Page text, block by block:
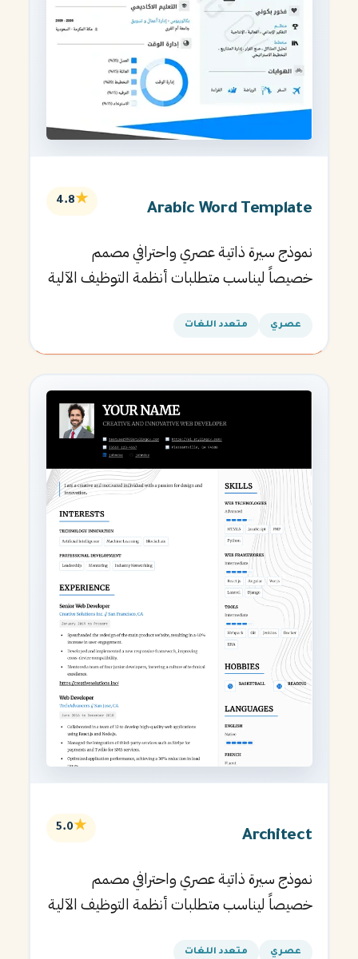
Arabic Word Template
★
4.8
نموذج سيرة ذاتية عصري واحترافي مصمم
خصيصاً ليناسب متطلبات أنظمة التوظيف الآلية
عصري متعدد اللغات
Architect
★
5.0
نموذج سيرة ذاتية عصري واحترافي مصمم
خصيصاً ليناسب متطلبات أنظمة التوظيف الآلية
عصري متعدد اللغات